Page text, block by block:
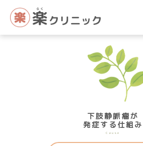
ス
下肢静脈瘤が
発症する仕組み
Cause